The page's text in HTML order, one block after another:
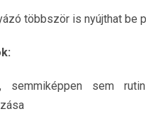
többször is nyújthat be
semmiképpen sem